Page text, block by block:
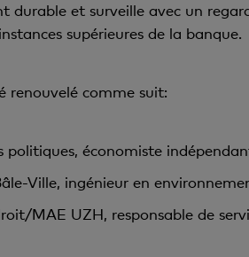
durable et surveille avec un
supérieures de la banque.
renouvelé comme suit:
politiques, économiste
Ville, ingénieur en
MAE UZH, responsable de